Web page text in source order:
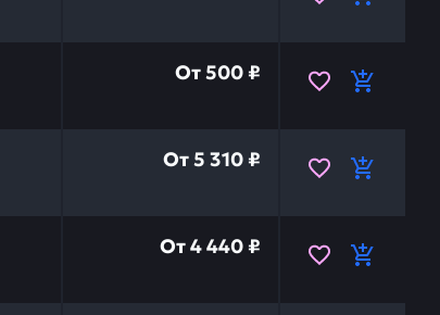
— это инвестиция в
От500 ₽
— это инвестиция в бесперебойную
От5 310 ₽
— это инвестиция в бесперебойную
От4 440 ₽